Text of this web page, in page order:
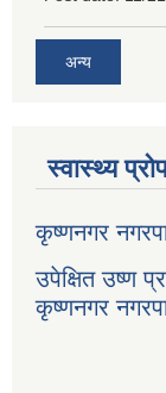
अन्य
स्वास्थ्य
कृष्णनगर
उपेक्षित उष्ण
कृष्णनगर